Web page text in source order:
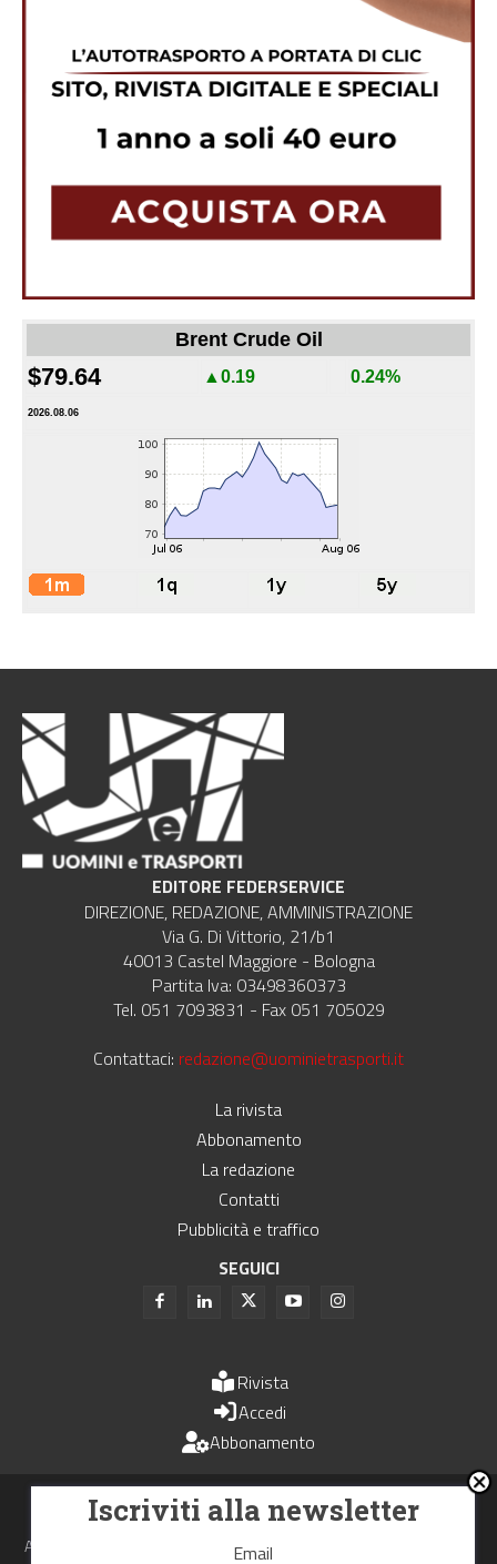
Brent Crude Oil
$79.64 ▲0.19 0.24%
2026.08.06
EDITORE FEDERSERVICE
DIREZIONE, REDAZIONE, AMMINISTRAZIONE
Via G. Di Vittorio, 21/b1
40013 Castel Maggiore - Bologna
Partita Iva: 03498360373
Tel. 051 7093831 - Fax 051 705029
Contattaci: redazione@uominietrasporti.it
La rivista
Abbonamento
La redazione
Contatti
Pubblicità e traffico
SEGUICI
Rivista
Accedi
Abbonamento
Uomini e Trasporti è un periodico associato all'Unione Stampa
Periodica Italiana - USPI
Autorizzazione del Tribunale di Bologna N.4993 del 15 giugno 1982
Iscriviti alla newsletter
Email